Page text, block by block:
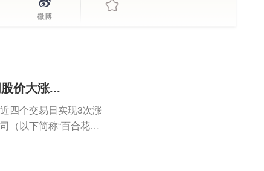
微博
价大涨...
四个交易日实现3次涨
（以下简称“百合花控